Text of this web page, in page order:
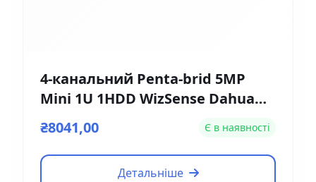
4-канальний Penta-brid 5MP
Mini 1U 1HDD WizSense Dahua
DH-XVR5104HE-4KL-I3
₴8041,00 Є в наявності
Детальніше